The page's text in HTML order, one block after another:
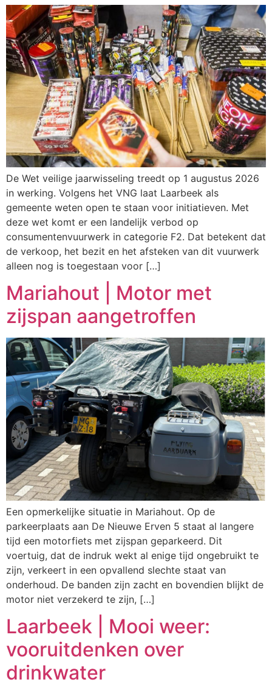
De Wet veilige jaarwisseling treedt op 1 augustus 2026
in werking. Volgens het VNG laat Laarbeek als
gemeente weten open te staan voor initiatieven. Met
deze wet komt er een landelijk verbod op
consumentenvuurwerk in categorie F2. Dat betekent dat
de verkoop, het bezit en het afsteken van dit vuurwerk
alleen nog is toegestaan voor […]
Mariahout | Motor met
zijspan aangetroffen
Een opmerkelijke situatie in Mariahout. Op de
parkeerplaats aan De Nieuwe Erven 5 staat al langere
tijd een motorfiets met zijspan geparkeerd. Dit
voertuig, dat de indruk wekt al enige tijd ongebruikt te
zijn, verkeert in een opvallend slechte staat van
onderhoud. De banden zijn zacht en bovendien blijkt de
motor niet verzekerd te zijn, […]
Laarbeek | Mooi weer:
vooruitdenken over
drinkwater